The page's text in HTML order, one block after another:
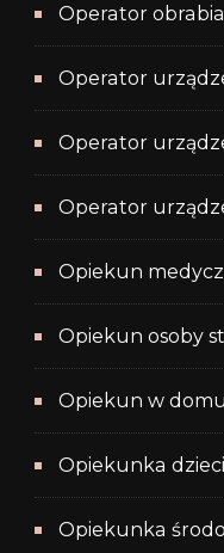
Operator
Operator
Operator
Operator
Opiekun
Opiekun osoby
Opiekun w
Opiekunka
Opiekunka